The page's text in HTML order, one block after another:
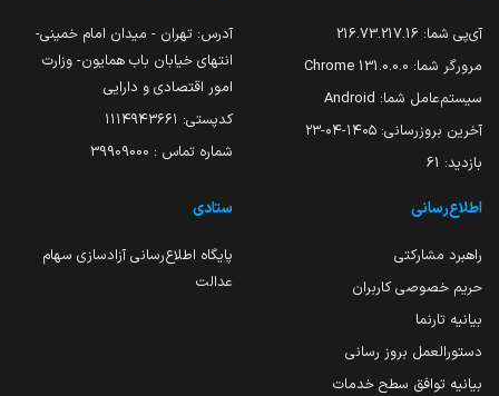
آی‌پی شما: 216.73.217.16
مرورگر شما: 131.0.0.0 Chrome
سیستم‌عامل شما: Android
آخرین بروزرسانی: ۱۴۰۵-۰۴-۲۳
بازدید: 61
آدرس: تهران - میدان امام خمینی-
انتهای خیابان باب همایون- وزارت
امور اقتصادی و دارایی
کدپستی: ۱۱۱۴۹۴۳۶۶۱
شماره تماس : 39909000
اطلاع‌رسانی
راهبرد مشارکتی
حریم خصوصی کاربران
بیانیه تارنما
دستورالعمل بروز رسانی
بیانیه توافق سطح خدمات
ستادی
پایگاه اطلاع‌رسانی آزادسازی سهام
عدالت